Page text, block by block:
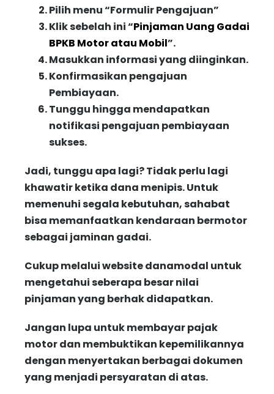
Pilih menu “Formulir Pengajuan”
Klik sebelah ini “Pinjaman Uang Gadai
BPKB Motor atau Mobil”.
Masukkan informasi yang diinginkan.
Konfirmasikan pengajuan
Pembiayaan.
Tunggu hingga mendapatkan
notifikasi pengajuan pembiayaan
sukses.
Jadi, tunggu apa lagi? Tidak perlu lagi
khawatir ketika dana menipis. Untuk
memenuhi segala kebutuhan, sahabat
bisa memanfaatkan kendaraan bermotor
sebagai jaminan gadai.
Cukup melalui website danamodal untuk
mengetahui seberapa besar nilai
pinjaman yang berhak didapatkan.
Jangan lupa untuk membayar pajak
motor dan membuktikan kepemilikannya
dengan menyertakan berbagai dokumen
yang menjadi persyaratan di atas.